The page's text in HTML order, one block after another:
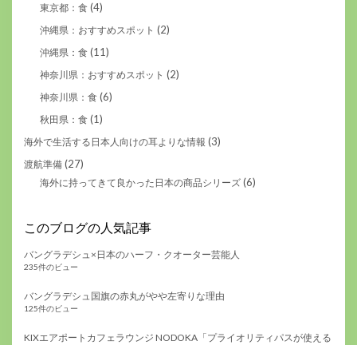
東京都：食 (4)
沖縄県：おすすめスポット (2)
沖縄県：食 (11)
神奈川県：おすすめスポット (2)
神奈川県：食 (6)
秋田県：食 (1)
海外で生活する日本人向けの耳よりな情報 (3)
渡航準備 (27)
海外に持ってきて良かった日本の商品シリーズ (6)
このブログの人気記事
バングラデシュ×日本のハーフ・クオーター芸能人
235件のビュー
バングラデシュ国旗の赤丸がやや左寄りな理由
125件のビュー
KIXエアポートカフェラウンジ NODOKA「プライオリティパスが使える